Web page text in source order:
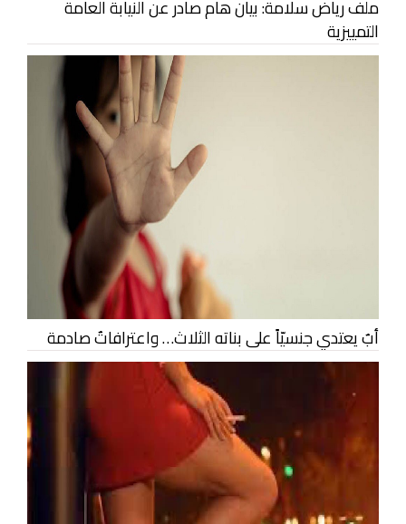
ملف رياض سلامة: بيان هام صادر عن النيابة العامة
التمييزية
أبٌ يعتدي جنسيّاً على بناته الثلاث… واعترافاتٌ صادمة